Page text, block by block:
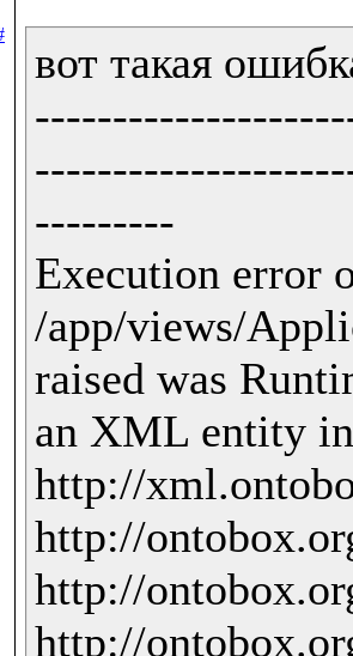
вот такая
---------
Execution error
/app/views/
raised was
an XML entity
http://
http://
http://
http://